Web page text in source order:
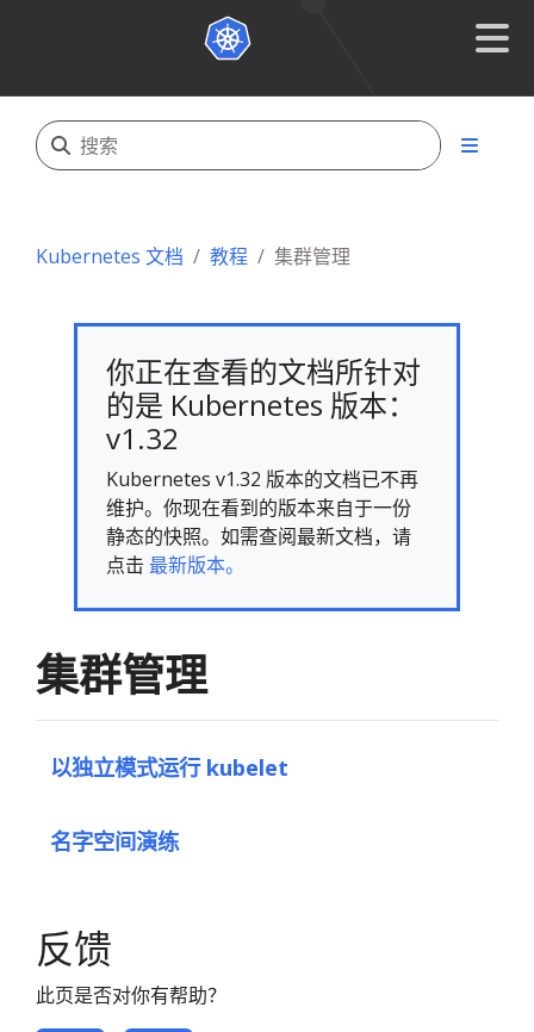
Kubernetes 文档 教程 集群管理
你正在查看的文档所针对
的是 Kubernetes 版本：
v1.32
Kubernetes v1.32 版本的文档已不再
维护。你现在看到的版本来自于一份
静态的快照。如需查阅最新文档，请
点击 最新版本。
集群管理
以独立模式运行 kubelet
名字空间演练
反馈
此页是否对你有帮助？